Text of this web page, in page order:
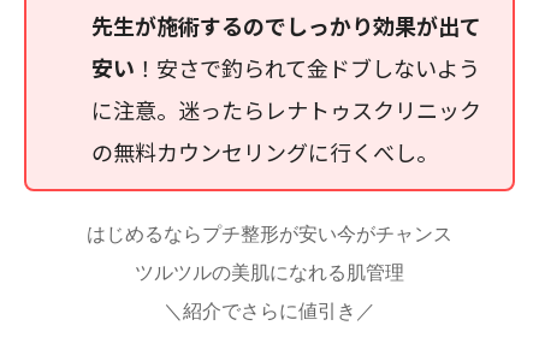
先生が施術するのでしっかり効果が出て
安い ！安さで釣られて金ドブしないよう
に注意。迷ったらレナトゥスクリニック
の無料カウンセリングに行くべし。
はじめるならプチ整形が安い今がチャンス
ツルツルの美肌になれる肌管理
＼紹介でさらに値引き／